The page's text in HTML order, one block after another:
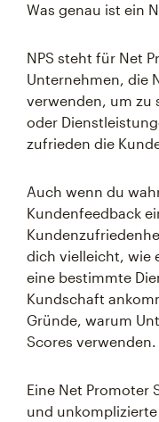
Was genau ist ein
NPS steht für Net
Unternehmen, die
verwenden, um zu
oder
zufrieden die
Auch wenn du
Kundenfeedback
dich vielleicht, wie
eine bestimmte
Kundschaft
Gründe, warum
Scores verwenden.
Eine Net Promoter
und